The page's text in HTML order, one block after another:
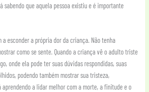
sabendo que aquela pessoa existiu e é importante
a esconder a própria dor da criança. Não tenha
como se sente. Quando a criança vê o adulto triste
onde ela pode ter suas dúvidas respondidas, suas
podendo também mostrar sua tristeza,
aprendendo a lidar melhor com a morte, a finitude e o